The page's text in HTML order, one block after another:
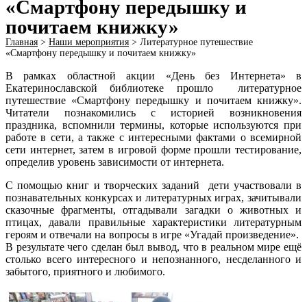
«Смартфону передышку и
почитаем книжку»
Главная > Наши мероприятия > Литературное путешествие
«Смартфону передышку и почитаем книжку»
В рамках областной акции «День без Интернета» в
Екатеринославской библиотеке прошло литературное
путешествие «Смартфону передышку и почитаем книжку».
Читатели познакомились с историей возникновения
праздника, вспомнили термины, которые используются при
работе в сети, а также с интересными фактами о всемирной
сети интернет, затем в игровой форме прошли тестирование,
определив уровень зависимости от интернета.
С помощью книг и творческих заданий дети участвовали в
познавательных конкурсах и литературных играх, зачитывали
сказочные фрагменты, отгадывали загадки о животных и
птицах, давали правильные характеристики литературным
героям и отвечали на вопросы в игре «Угадай произведение».
В результате чего сделан был вывод, что в реальном мире ещё
столько всего интересного и непознанного, несделанного и
забытого, приятного и любимого.